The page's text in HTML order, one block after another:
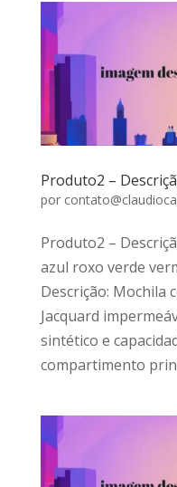
Produto2 –
por
Produto2 –
azul roxo verde
Descrição: Mochila
Jacquard
sintético e
compartimento